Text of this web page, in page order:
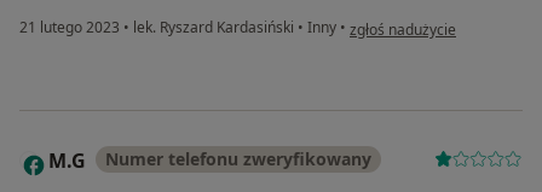
21 lutego 2023 • lek. Ryszard Kardasiński • Inny • w opinii użytkownika K
zgłoś nadużycie
M M.G Numer telefonu zweryfikowany